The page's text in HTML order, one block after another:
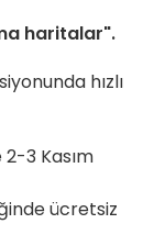
haritalar".
hızlı
2-3 Kasım
ücretsiz